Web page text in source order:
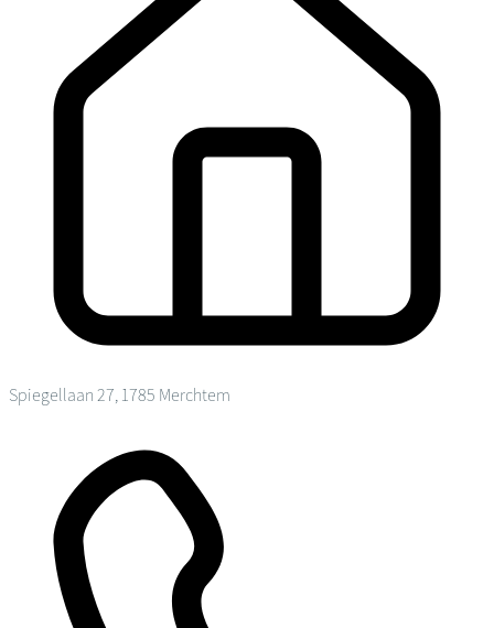
Spiegellaan 27, 1785 Merchtem